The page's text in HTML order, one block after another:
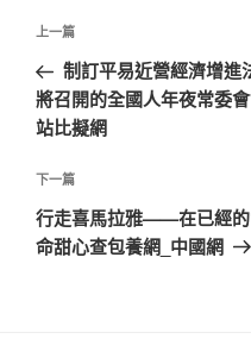
文
導
覽
上
一
篇
文
上一篇
制訂平易近營經濟增
將召開的全國人年夜常委
站比擬網
下
一
篇
下一篇
行走喜馬拉雅——在已經的
命甜心查包養網_中國網